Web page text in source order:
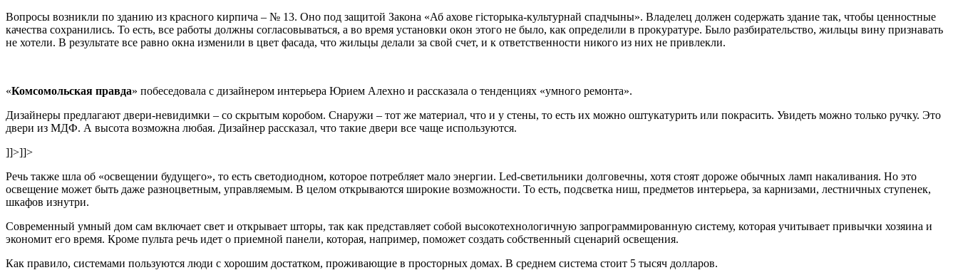
Вопросы возникли по зданию из красного кирпича – № 13. Оно под защитой Закона «Аб ахове гiсторыка-культурнай спадчыны». Владелец должен содержать здание так, чтобы ценностные
качества сохранились. То есть, все работы должны согласовываться, а во время установки окон этого не было, как определили в прокуратуре. Было разбирательство, жильцы вину признавать
не хотели. В результате все равно окна изменили в цвет фасада, что жильцы делали за свой счет, и к ответственности никого из них не привлекли.
«Комсомольская правда» побеседовала с дизайнером интерьера Юрием Алехно и рассказала о тенденциях «умного ремонта».
Дизайнеры предлагают двери-невидимки – со скрытым коробом. Снаружи – тот же материал, что и у стены, то есть их можно оштукатурить или покрасить. Увидеть можно только ручку. Это
двери из МДФ. А высота возможна любая. Дизайнер рассказал, что такие двери все чаще используются.
]]>]]>
Речь также шла об «освещении будущего», то есть светодиодном, которое потребляет мало энергии. Led-светильники долговечны, хотя стоят дороже обычных ламп накаливания. Но это
освещение может быть даже разноцветным, управляемым. В целом открываются широкие возможности. То есть, подсветка ниш, предметов интерьера, за карнизами, лестничных ступенек,
шкафов изнутри.
Современный умный дом сам включает свет и открывает шторы, так как представляет собой высокотехнологичную запрограммированную систему, которая учитывает привычки хозяина и
экономит его время. Кроме пульта речь идет о приемной панели, которая, например, поможет создать собственный сценарий освещения.
Как правило, системами пользуются люди с хорошим достатком, проживающие в просторных домах. В среднем система стоит 5 тысяч долларов.